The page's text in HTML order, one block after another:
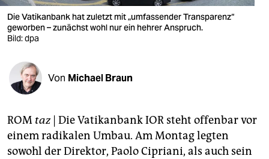
verlag
veranstaltungen
fragen & hilfe
abo
genossenschaft
Die Vatikanbank hat zuletzt mit „umfassender Transparenz“
geworben – zunächst wohl nur ein hehrer Anspruch.
Bild: dpa
Von Michael Braun
ROM taz| Die Vatikanbank IOR steht offenbar vor
einem radikalen Umbau. Am Montag legten
sowohl der Direktor, Paolo Cipriani, als auch sein